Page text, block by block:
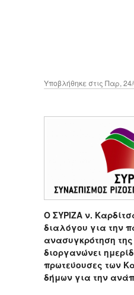
Υποβλήθηκε στις Παρ,
Ο ΣΥΡΙΖΑ ν.
διαλόγου για την
ανασυγκρότηση
διοργανώνει
πρωτεύουσες των
δήμων για την